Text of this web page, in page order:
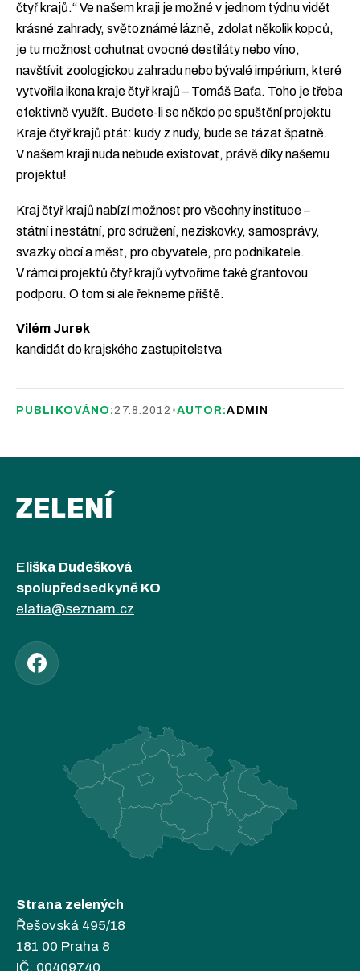
čtyř krajů.“ Ve našem kraji je možné v jednom týdnu vidět
krásné zahrady, světoznámé lázně, zdolat několik kopců,
je tu možnost ochutnat ovocné destiláty nebo víno,
navštívit zoologickou zahradu nebo bývalé impérium, které
vytvořila ikona kraje čtyř krajů – Tomáš Baťa. Toho je třeba
efektivně využít. Budete-li se někdo po spuštění projektu
Kraje čtyř krajů ptát: kudy z nudy, bude se tázat špatně.
V našem kraji nuda nebude existovat, právě díky našemu
projektu!
Kraj čtyř krajů nabízí možnost pro všechny instituce –
státní i nestátní, pro sdružení, neziskovky, samosprávy,
svazky obcí a měst, pro obyvatele, pro podnikatele.
V rámci projektů čtyř krajů vytvoříme také grantovou
podporu. O tom si ale řekneme příště.
Vilém Jurek
kandidát do krajského zastupitelstva
PUBLIKOVÁNO:27.8.2012 •AUTOR:ADMIN
ZELENÍ
Eliška Dudešková
spolupředsedkyně KO
elafia@seznam.cz
Strana zelených
Řešovská 495/18
181 00 Praha 8
IČ: 00409740